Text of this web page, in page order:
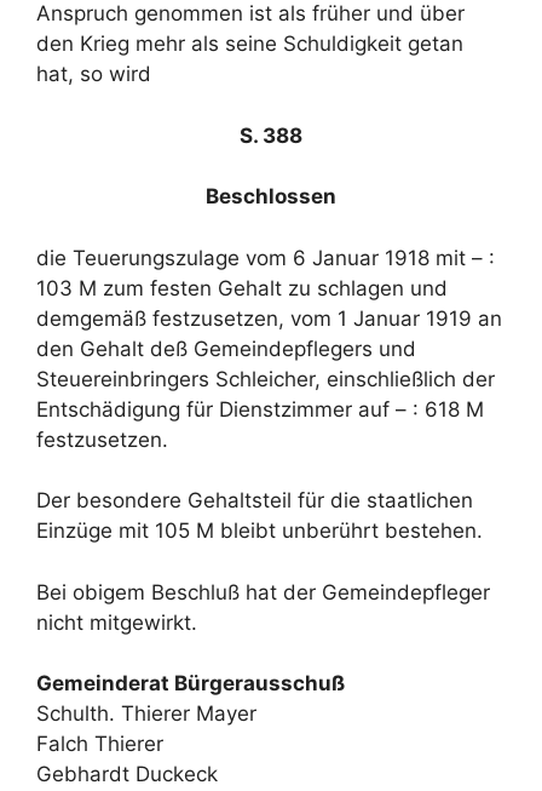
Anspruch genommen ist als früher und über
den Krieg mehr als seine Schuldigkeit getan
hat, so wird
S. 388
Beschlossen
die Teuerungszulage vom 6 Januar 1918 mit – :
103 M zum festen Gehalt zu schlagen und
demgemäß festzusetzen, vom 1 Januar 1919 an
den Gehalt deß Gemeindepflegers und
Steuereinbringers Schleicher, einschließlich der
Entschädigung für Dienstzimmer auf – : 618 M
festzusetzen.
Der besondere Gehaltsteil für die staatlichen
Einzüge mit 105 M bleibt unberührt bestehen.
Bei obigem Beschluß hat der Gemeindepfleger
nicht mitgewirkt.
Gemeinderat Bürgerausschuß
Schulth. Thierer Mayer
Falch Thierer
Gebhardt Duckeck